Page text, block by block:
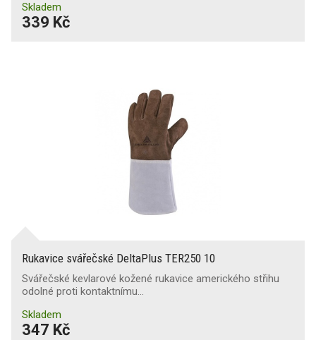
Skladem
339 Kč
Rukavice svářečské DeltaPlus TER250 10
Svářečské kevlarové kožené rukavice amerického střihu
odolné proti kontaktnímu…
Skladem
347 Kč